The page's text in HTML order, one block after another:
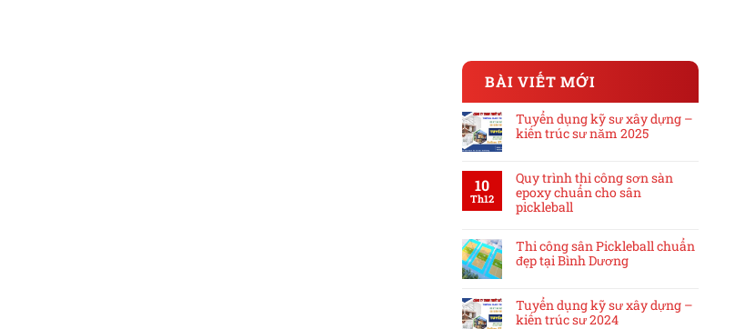
BÀI VIẾT MỚI
Tuyển dụng kỹ sư xây dựng –
kiến trúc sư năm 2025
10
Th12
Quy trình thi công sơn sàn
epoxy chuẩn cho sân
pickleball
Thi công sân Pickleball chuẩn
đẹp tại Bình Dương
Tuyển dụng kỹ sư xây dựng –
kiến trúc sư 2024